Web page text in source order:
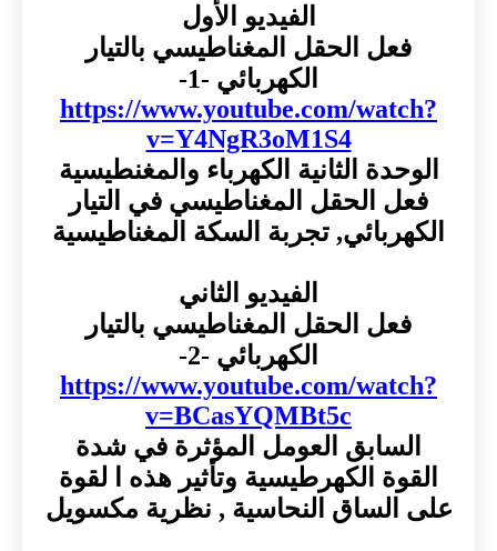
الفيديو الأول
فعل الحقل المغناطيسي بالتيار
الكهربائي -1-
https://www.youtube.com/watch?
v=Y4NgR3oM1S4
الوحدة الثانية الكهرباء والمغنطيسية
فعل الحقل المغناطيسي في التيار
الكهربائي, تجربة السكة المغناطيسية
الفيديو الثاني
فعل الحقل المغناطيسي بالتيار
الكهربائي -2-
https://www.youtube.com/watch?
v=BCasYQMBt5c
السابق العومل المؤثرة في شدة
القوة الكهرطيسية وتأثير هذه ا لقوة
على الساق النحاسية , نظرية مكسويل